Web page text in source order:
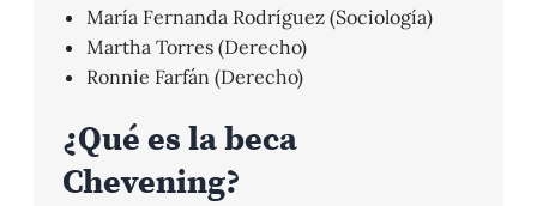
María Fernanda Rodríguez (Sociología)
Martha Torres (Derecho)
Ronnie Farfán (Derecho)
¿Qué es la beca
Chevening?